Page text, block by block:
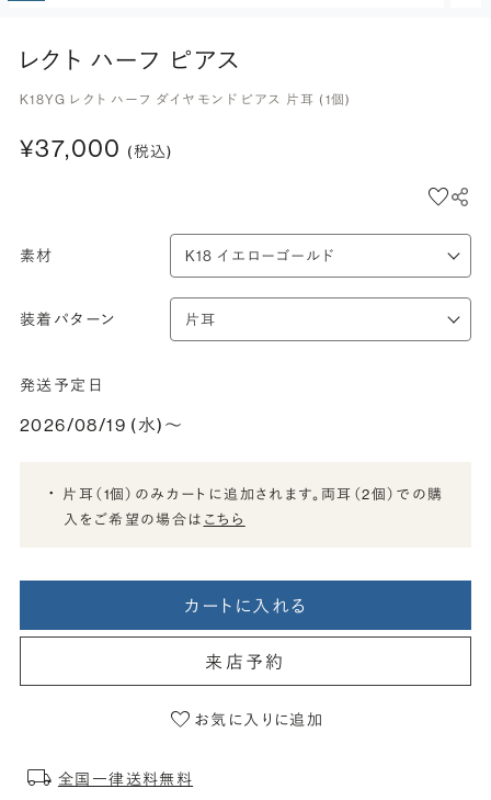
レクト ハーフ ピアス
K18YG レクト ハーフ ダイヤモンド ピアス 片耳 (1個)
¥37,000 (税込)
素材
装着パターン
発送予定日
2026/08/19 (水)〜
片耳（1個）のみカートに追加されます。両耳（2個）での購
入をご希望の場合は こちら
カートに入れる
来店予約
お気に入りに追加
全国一律送料無料